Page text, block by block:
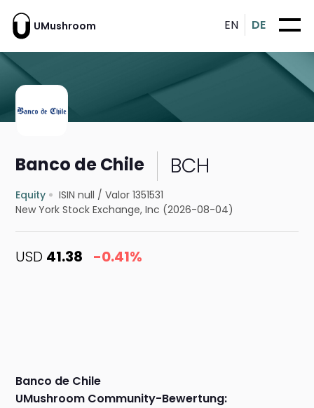
UMushroom EN DE
Banco de Chile BCH
Equity ISIN null /Valor 1351531
New York Stock Exchange, Inc (2026-08-04)
USD 41.38 -0.41%
Banco de Chile
UMushroom Community-Bewertung: